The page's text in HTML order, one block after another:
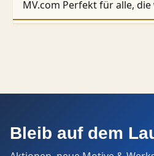
MV.com Perfekt für alle,
Bleib auf dem